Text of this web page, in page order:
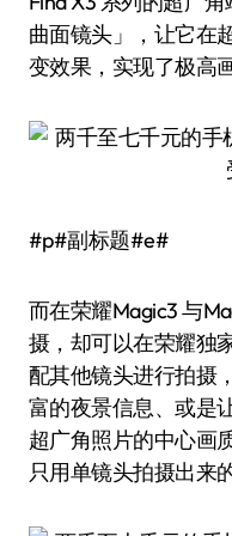
曲面镜头」，让它在
变效果，实现了极高
#p#副标题#e#
而在荣耀Magic3 与
摄，却可以在荣耀独
配其他镜头进行拍摄
富的夜景信息、或是
超广角照片的中心画
只用单镜头拍摄出来